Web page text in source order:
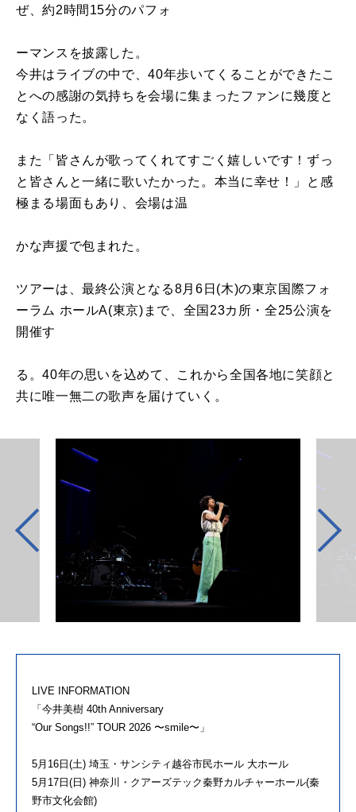
ぜ、約2時間15分のパフォ
ーマンスを披露した。
今井はライブの中で、40年歩いてくることができたこ
とへの感謝の気持ちを会場に集まったファンに幾度と
なく語った。
また「皆さんが歌ってくれてすごく嬉しいです！ずっ
と皆さんと一緒に歌いたかった。本当に幸せ！」と感
極まる場面もあり、会場は温
かな声援で包まれた。
ツアーは、最終公演となる8月6日(木)の東京国際フォ
ーラム ホールA(東京)まで、全国23カ所・全25公演を
開催す
る。40年の思いを込めて、これから全国各地に笑顔と
共に唯一無二の歌声を届けていく。
LIVE INFORMATION
「今井美樹 40th Anniversary
“Our Songs!!” TOUR 2026 〜smile〜」
5月16日(土) 埼玉・サンシティ越谷市民ホール 大ホール
5月17日(日) 神奈川・クアーズテック秦野カルチャーホール(秦
野市文化会館)